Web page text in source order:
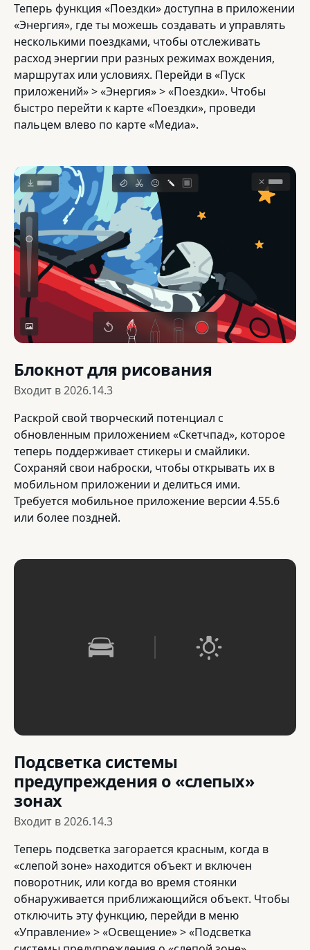
Теперь функция «Поездки» доступна в приложении
«Энергия», где ты можешь создавать и управлять
несколькими поездками, чтобы отслеживать
расход энергии при разных режимах вождения,
маршрутах или условиях. Перейди в «Пуск
приложений» > «Энергия» > «Поездки». Чтобы
быстро перейти к карте «Поездки», проведи
пальцем влево по карте «Медиа».
Блокнот для рисования
Входит в2026.14.3
Раскрой свой творческий потенциал с
обновленным приложением «Скетчпад», которое
теперь поддерживает стикеры и смайлики.
Сохраняй свои наброски, чтобы открывать их в
мобильном приложении и делиться ими.
Требуется мобильное приложение версии 4.55.6
или более поздней.
Подсветка системы
предупреждения о «слепых»
зонах
Входит в2026.14.3
Теперь подсветка загорается красным, когда в
«слепой зоне» находится объект и включен
поворотник, или когда во время стоянки
обнаруживается приближающийся объект. Чтобы
отключить эту функцию, перейди в меню
«Управление» > «Освещение» > «Подсветка